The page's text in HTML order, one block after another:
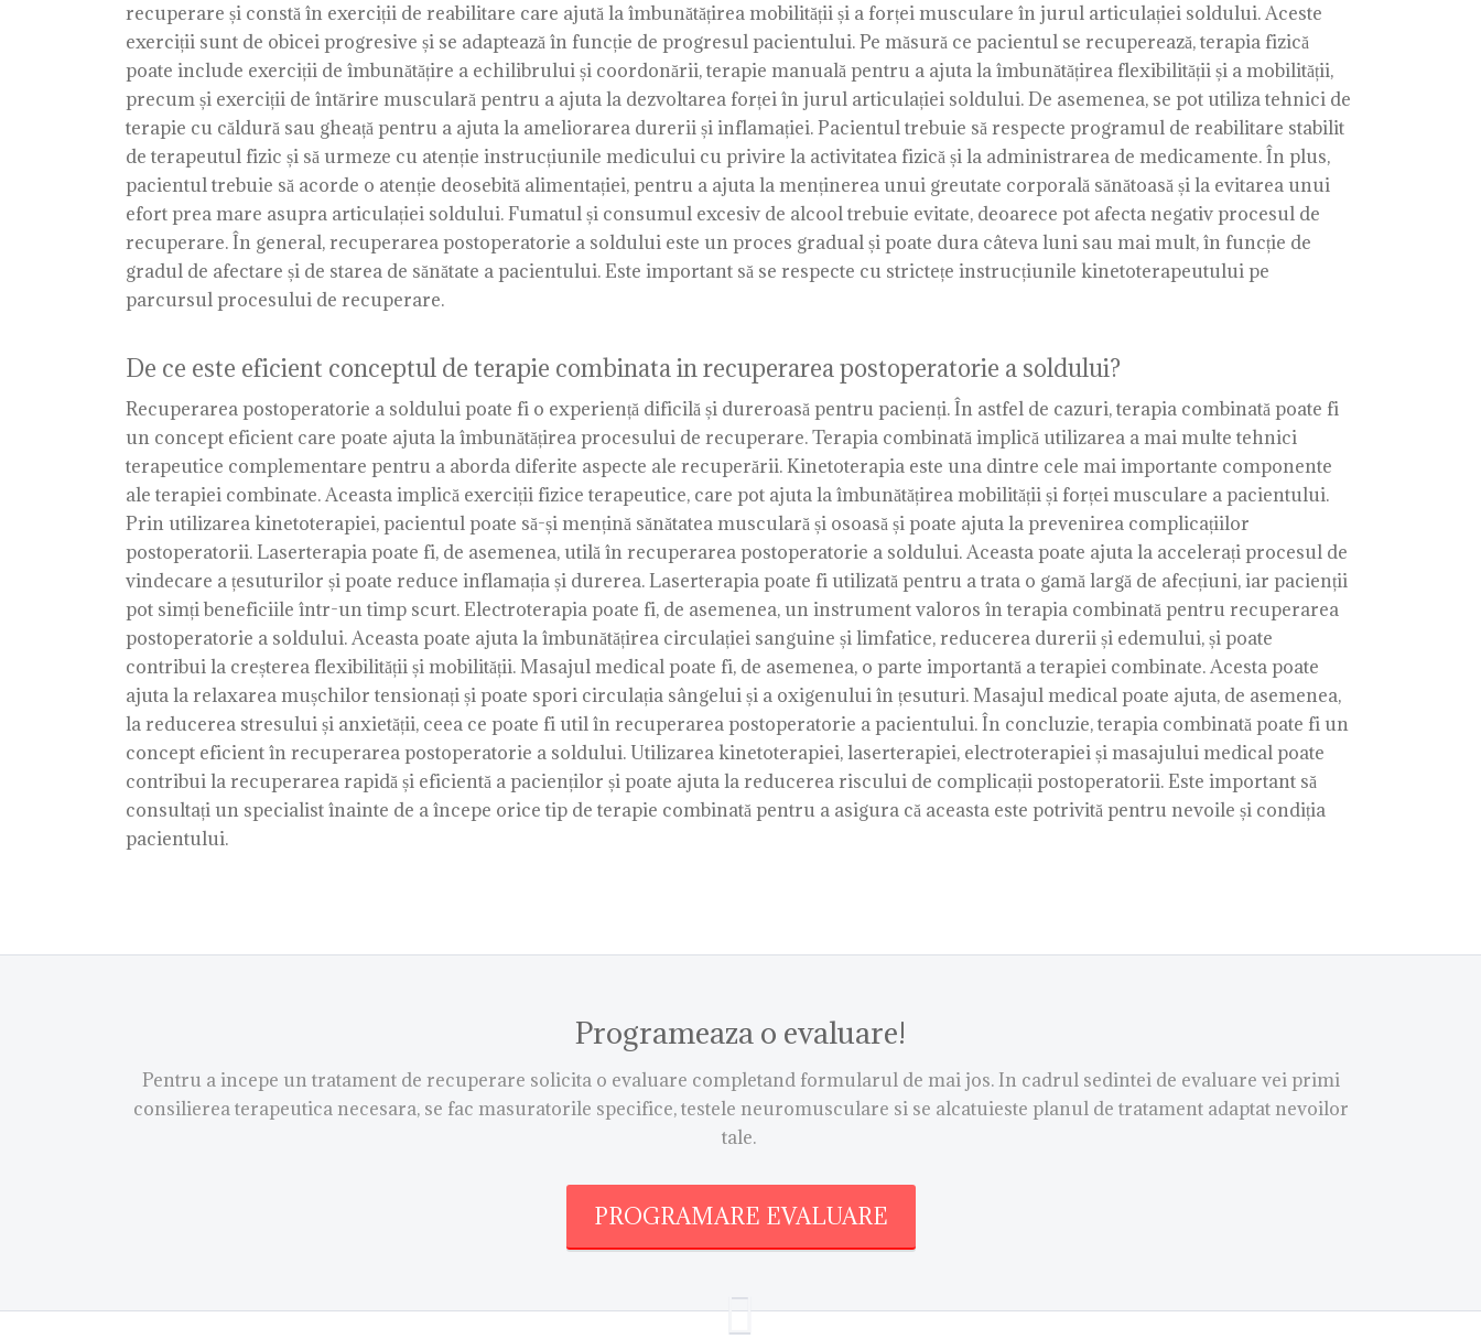
recuperare și constă în exerciții de reabilitare care ajută la îmbunătățirea mobilității și a forței musculare în jurul articulației soldului. Aceste
exerciții sunt de obicei progresive și se adaptează în funcție de progresul pacientului. Pe măsură ce pacientul se recuperează, terapia fizică
poate include exerciții de îmbunătățire a echilibrului și coordonării, terapie manuală pentru a ajuta la îmbunătățirea flexibilității și a mobilității,
precum și exerciții de întărire musculară pentru a ajuta la dezvoltarea forței în jurul articulației soldului. De asemenea, se pot utiliza tehnici de
terapie cu căldură sau gheață pentru a ajuta la ameliorarea durerii și inflamației. Pacientul trebuie să respecte programul de reabilitare stabilit
de terapeutul fizic și să urmeze cu atenție instrucțiunile medicului cu privire la activitatea fizică și la administrarea de medicamente. În plus,
pacientul trebuie să acorde o atenție deosebită alimentației, pentru a ajuta la menținerea unui greutate corporală sănătoasă și la evitarea unui
efort prea mare asupra articulației soldului. Fumatul și consumul excesiv de alcool trebuie evitate, deoarece pot afecta negativ procesul de
recuperare. În general, recuperarea postoperatorie a soldului este un proces gradual și poate dura câteva luni sau mai mult, în funcție de
gradul de afectare și de starea de sănătate a pacientului. Este important să se respecte cu strictețe instrucțiunile kinetoterapeutului pe
parcursul procesului de recuperare.
De ce este eficient conceptul de terapie combinata in recuperarea postoperatorie a soldului?
Recuperarea postoperatorie a soldului poate fi o experiență dificilă și dureroasă pentru pacienți. În astfel de cazuri, terapia combinată poate fi
un concept eficient care poate ajuta la îmbunătățirea procesului de recuperare. Terapia combinată implică utilizarea a mai multe tehnici
terapeutice complementare pentru a aborda diferite aspecte ale recuperării. Kinetoterapia este una dintre cele mai importante componente
ale terapiei combinate. Aceasta implică exerciții fizice terapeutice, care pot ajuta la îmbunătățirea mobilității și forței musculare a pacientului.
Prin utilizarea kinetoterapiei, pacientul poate să-și mențină sănătatea musculară și osoasă și poate ajuta la prevenirea complicațiilor
postoperatorii. Laserterapia poate fi, de asemenea, utilă în recuperarea postoperatorie a soldului. Aceasta poate ajuta la accelerați procesul de
vindecare a țesuturilor și poate reduce inflamația și durerea. Laserterapia poate fi utilizată pentru a trata o gamă largă de afecțiuni, iar pacienții
pot simți beneficiile într-un timp scurt. Electroterapia poate fi, de asemenea, un instrument valoros în terapia combinată pentru recuperarea
postoperatorie a soldului. Aceasta poate ajuta la îmbunătățirea circulației sanguine și limfatice, reducerea durerii și edemului, și poate
contribui la creșterea flexibilității și mobilității. Masajul medical poate fi, de asemenea, o parte importantă a terapiei combinate. Acesta poate
ajuta la relaxarea mușchilor tensionați și poate spori circulația sângelui și a oxigenului în țesuturi. Masajul medical poate ajuta, de asemenea,
la reducerea stresului și anxietății, ceea ce poate fi util în recuperarea postoperatorie a pacientului. În concluzie, terapia combinată poate fi un
concept eficient în recuperarea postoperatorie a soldului. Utilizarea kinetoterapiei, laserterapiei, electroterapiei și masajului medical poate
contribui la recuperarea rapidă și eficientă a pacienților și poate ajuta la reducerea riscului de complicații postoperatorii. Este important să
consultați un specialist înainte de a începe orice tip de terapie combinată pentru a asigura că aceasta este potrivită pentru nevoile și condiția
pacientului.
Programeaza o evaluare!
Pentru a incepe un tratament de recuperare solicita o evaluare completand formularul de mai jos. In cadrul sedintei de evaluare vei primi
consilierea terapeutica necesara, se fac masuratorile specifice, testele neuromusculare si se alcatuieste planul de tratament adaptat nevoilor
tale.
PROGRAMARE EVALUARE